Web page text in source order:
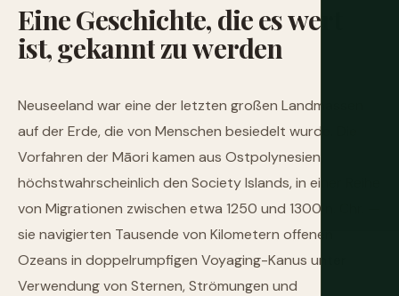
EineGeschichte,dieeswert
ist,gekanntzuwerden
Neuseeland war eine der letzten großen Landmassen
auf der Erde, die von Menschen besiedelt wurde. Die
Vorfahren der Māori kamen aus Ostpolynesien,
höchstwahrscheinlich den Society Islands, in einer Reihe
von Migrationen zwischen etwa 1250 und 1300 n. Chr. —
sie navigierten Tausende von Kilometern offenen
Ozeans in doppelrumpfigen Voyaging-Kanus unter
Verwendung von Sternen, Strömungen und